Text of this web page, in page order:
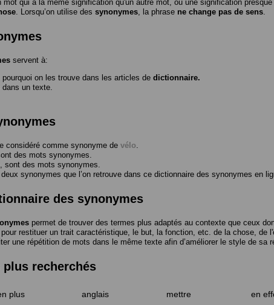
mot qui a la même signification qu'un autre mot, ou une signification
. Lorsqu’on utilise des synonymes , la phrase ne change pas de sens
servent à:
pourquoi on les trouve dans les articles de dictionnaire.
un texte.
considéré comme synonyme de vélo
des mots synonymes.
, sont des mots synonymes.
synonymes que l’on retrouve dans ce dictionnaire des synonymes en
des synonymes
permet de trouver des termes plus adaptés au contexte que ceux
restituer un trait caractéristique, le but, la fonction, etc. de la chose, de
une répétition de mots dans le même texte afin d’améliorer le style de sa
recherchés
plus anglais mettre en